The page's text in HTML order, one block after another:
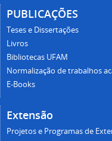
PUBLICAÇÕES
Teses e Dissertações
Livros
Bibliotecas UFAM
Normalização de trabalhos
E-Books
Extensão
Projetos e Programas de